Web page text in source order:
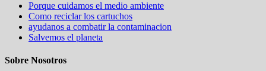
Porque cuidamos el medio ambiente
Como reciclar los cartuchos
ayudanos a combatir la contaminacion
Salvemos el planeta
Sobre Nosotros